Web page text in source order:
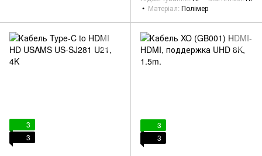
Матеріал Полімер
3
3
3
3